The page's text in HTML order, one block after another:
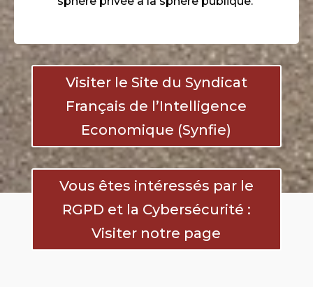
Visiter le Site du Syndicat
Français de l’Intelligence
Economique (Synfie)
Vous êtes intéressés par le
RGPD et la Cybersécurité :
Visiter notre page